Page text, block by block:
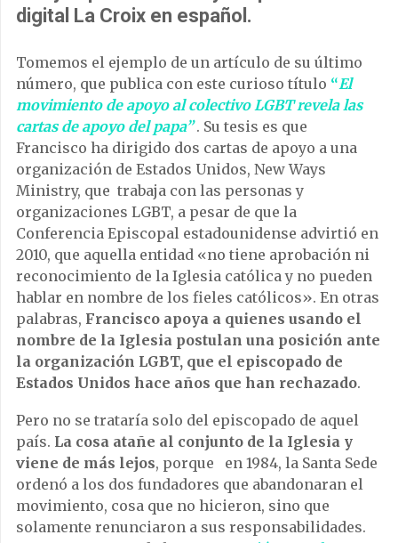
digital La Croix en español.
Tomemos el ejemplo de un artículo de su último
número, que publica con este curioso título “El
movimiento de apoyo al colectivo LGBT revela las
cartas de apoyo del papa” . Su tesis es que
Francisco ha dirigido dos cartas de apoyo a una
organización de Estados Unidos, New Ways
Ministry, que trabaja con las personas y
organizaciones LGBT, a pesar de que la
Conferencia Episcopal estadounidense advirtió en
2010, que aquella entidad «no tiene aprobación ni
reconocimiento de la Iglesia católica y no pueden
hablar en nombre de los fieles católicos». En otras
palabras, Francisco apoya a quienes usando el
nombre de la Iglesia postulan una posición ante
la organización LGBT, que el episcopado de
Estados Unidos hace años que han rechazado.
Pero no se trataría solo del episcopado de aquel
país. La cosa atañe al conjunto de la Iglesia y
viene de más lejos, porque en 1984, la Santa Sede
ordenó a los dos fundadores que abandonaran el
movimiento, cosa que no hicieron, sino que
solamente renunciaron a sus responsabilidades.